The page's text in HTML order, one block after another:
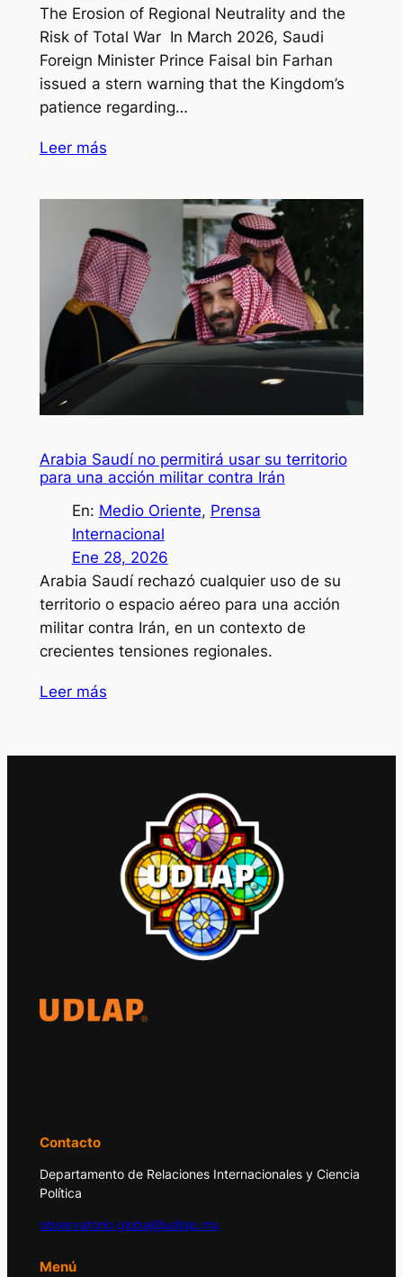
The Erosion of Regional Neutrality and the
Risk of Total War In March 2026, Saudi
Foreign Minister Prince Faisal bin Farhan
issued a stern warning that the Kingdom’s
patience regarding…
Leer más
Arabia Saudí no permitirá usar su territorio
para una acción militar contra Irán
En: Medio Oriente, Prensa
Internacional
Ene 28, 2026
Arabia Saudí rechazó cualquier uso de su
territorio o espacio aéreo para una acción
militar contra Irán, en un contexto de
crecientes tensiones regionales.
Leer más
Contacto
Departamento de Relaciones Internacionales y Ciencia
Política
observatorio.global@udlap.mx
Menú